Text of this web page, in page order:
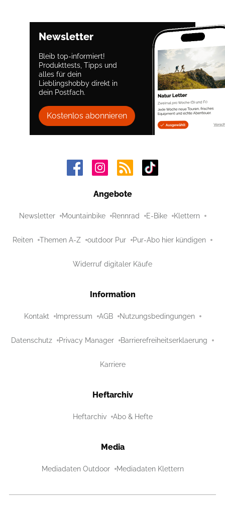
Newsletter
Bleib top-informiert!
Produkttests, Tipps und
alles für dein
Lieblingshobby direkt in
dein Postfach.
Kostenlos abonnieren
Angebote
Newsletter Mountainbike Rennrad E-Bike Klettern
Reiten Themen A-Z outdoor Pur Pur-Abo hier kündigen
Widerruf digitaler Käufe
Information
Kontakt Impressum AGB Nutzungsbedingungen
Datenschutz Privacy Manager Barrierefreiheitserklaerung
Karriere
Heftarchiv
Heftarchiv Abo & Hefte
Media
Mediadaten Outdoor Mediadaten Klettern